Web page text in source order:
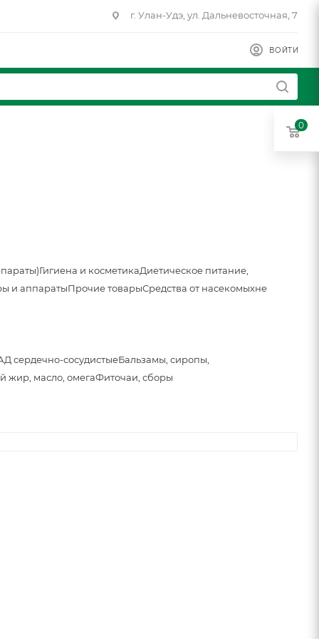
г. Улан-Удэ, ул. Дальневосточная, 7
ВОЙТИ
Гигиена и косметикаДиетическое питание,
и аппаратыПрочие товарыСредства от насекомыхне
сердечно-сосудистыеБальзамы, сиропы,
жир, масло, омегаФиточаи, сборы
0